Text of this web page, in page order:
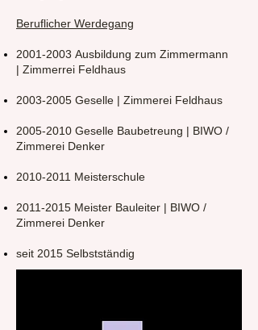
Beruflicher Werdegang
2001-2003 Ausbildung zum Zimmermann
| Zimmerrei Feldhaus
2003-2005 Geselle | Zimmerei Feldhaus
2005-2010 Geselle Baubetreung | BIWO /
Zimmerei Denker
2010-2011 Meisterschule
2011-2015 Meister Bauleiter | BIWO /
Zimmerei Denker
seit 2015 Selbstständig